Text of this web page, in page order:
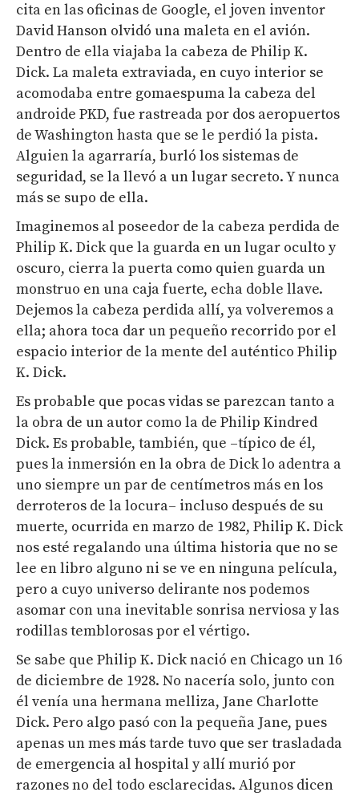
cita en las oficinas de Google, el joven inventor
David Hanson olvidó una maleta en el avión.
Dentro de ella viajaba la cabeza de Philip K.
Dick. La maleta extraviada, en cuyo interior se
acomodaba entre gomaespuma la cabeza del
androide PKD, fue rastreada por dos aeropuertos
de Washington hasta que se le perdió la pista.
Alguien la agarraría, burló los sistemas de
seguridad, se la llevó a un lugar secreto. Y nunca
más se supo de ella.
Imaginemos al poseedor de la cabeza perdida de
Philip K. Dick que la guarda en un lugar oculto y
oscuro, cierra la puerta como quien guarda un
monstruo en una caja fuerte, echa doble llave.
Dejemos la cabeza perdida allí, ya volveremos a
ella; ahora toca dar un pequeño recorrido por el
espacio interior de la mente del auténtico Philip
K. Dick.
Es probable que pocas vidas se parezcan tanto a
la obra de un autor como la de Philip Kindred
Dick. Es probable, también, que –típico de él,
pues la inmersión en la obra de Dick lo adentra a
uno siempre un par de centímetros más en los
derroteros de la locura– incluso después de su
muerte, ocurrida en marzo de 1982, Philip K. Dick
nos esté regalando una última historia que no se
lee en libro alguno ni se ve en ninguna película,
pero a cuyo universo delirante nos podemos
asomar con una inevitable sonrisa nerviosa y las
rodillas temblorosas por el vértigo.
Se sabe que Philip K. Dick nació en Chicago un 16
de diciembre de 1928. No nacería solo, junto con
él venía una hermana melliza, Jane Charlotte
Dick. Pero algo pasó con la pequeña Jane, pues
apenas un mes más tarde tuvo que ser trasladada
de emergencia al hospital y allí murió por
razones no del todo esclarecidas. Algunos dicen